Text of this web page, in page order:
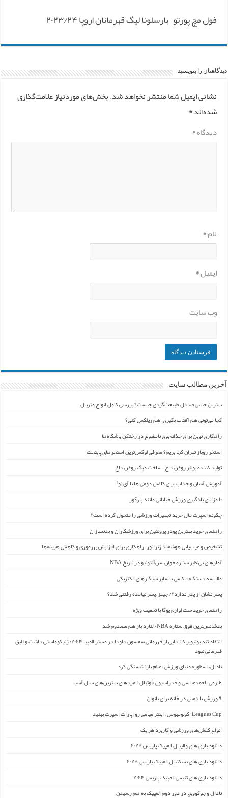
فول مچ پورتو – بارسلونا لیگ قهرمانان اروپا ۲۰۲۳/۲۴
دیدگاهتان را بنویسید
نشانی ایمیل شما منتشر نخواهد شد.بخش‌های موردنیاز علامت‌گذاری
شده‌اند*
دیدگاه*
نام*
ایمیل*
وب‌ سایت
آخرین مطالب سایت
بهترین جنس صندل طبیعت‌گردی چیست؟ بررسی کامل انواع متریال
کجا می‌تونی هم آفتاب بگیری، هم ریلکس کنی؟
راهکاری نوین برای حذف بوی نامطبوع در رختکن باشگاه‌ها
استخر روباز تهران کجا بریم؟ معرفی لوکس‌ترین استخرهای پایتخت
تولید کننده بویلر روغن داغ ، ساخت دیگ روغن داغ
آموزش آسان و جذاب برای کلاس دومی ها با آی نو!
۱۰ مزایای یادگیری ورزش خیابانی مانند پارکور
چگونه اسپرت مال خرید تجهیزات ورزشی را متحول کرده است؟
راهنمای خرید بهترین پودر پروتئین برای ورزشکاران و بدنسازان
تشخیص و عیب‌یابی هوشمند ژنراتور: راهکاری برای افزایش بهره‌وری و کاهش هزینه‌ها
آمارهای بی‌نظیر ستاره جوان سن‌آنتونیو در تاریخ NBA
مقایسه دستگاه ایکاس با سایر سیگارهای الکتریکی
پسر نشان از پدر ندارد؟/ جیمز ِ پسر نیامده رفتنی شد؟
راهنمای خرید ست لوازم یوگا با تخفیف ویژه
بدشانس‌ترین فوق ستاره NBA/ لنارد باز هم مصدوم شد
انتقاد تند یوتیوبر کانادایی از قهرمانی سمسون داودا در مستر المپیا ۲۰۲۴: ژنیکوماستی داشت و لایق
قهرمانی نبود
نادال، اسطوره دنیای ورزش اعلام بازنشستگی کرد
طارمی، احمدعباسی و فدراسیون فوتبال نامزدهای بهترین‌های سال آسیا
۹ ورزش با دمبل در خانه برای بانوان
Leagues Cup: کولومبوس – اینتر میامی رو اپارات اسپرت ببنید
انواع کفش‌های ورزشی و کاربرد هر یک
دانلود بازی های والیبال المپیک پاریس ۲۰۲۴
دانلود بازی های بسکتبال المپیک پاریس ۲۰۲۴
دانلود بازی های تنیس المپیک پاریس ۲۰۲۴
نادال و جوکوویچ در دور دوم المپیک به هم رسیدن